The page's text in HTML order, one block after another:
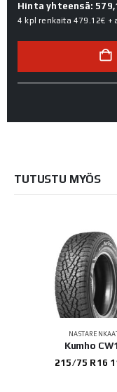
Hinta yhteensä:
4 kpl renkaita 479.12€ +
TUTUSTU MYÖS
Kumho
215/75 R16